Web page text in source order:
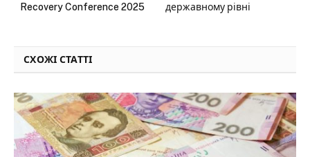
Recovery Conference 2025
державному рівні
СХОЖІ СТАТТІ